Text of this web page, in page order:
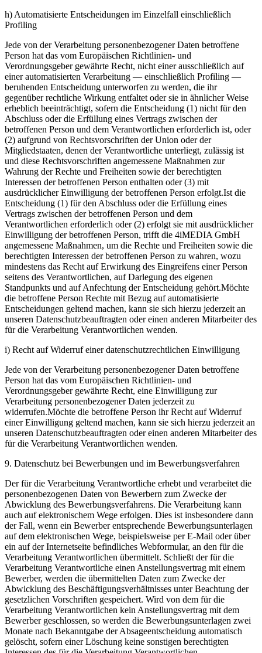
h) Automatisierte Entscheidungen im Einzelfall einschließlich
Profiling
Jede von der Verarbeitung personenbezogener Daten betroffene
Person hat das vom Europäischen Richtlinien- und
Verordnungsgeber gewährte Recht, nicht einer ausschließlich auf
einer automatisierten Verarbeitung — einschließlich Profiling —
beruhenden Entscheidung unterworfen zu werden, die ihr
gegenüber rechtliche Wirkung entfaltet oder sie in ähnlicher Weise
erheblich beeinträchtigt, sofern die Entscheidung (1) nicht für den
Abschluss oder die Erfüllung eines Vertrags zwischen der
betroffenen Person und dem Verantwortlichen erforderlich ist, oder
(2) aufgrund von Rechtsvorschriften der Union oder der
Mitgliedstaaten, denen der Verantwortliche unterliegt, zulässig ist
und diese Rechtsvorschriften angemessene Maßnahmen zur
Wahrung der Rechte und Freiheiten sowie der berechtigten
Interessen der betroffenen Person enthalten oder (3) mit
ausdrücklicher Einwilligung der betroffenen Person erfolgt.Ist die
Entscheidung (1) für den Abschluss oder die Erfüllung eines
Vertrags zwischen der betroffenen Person und dem
Verantwortlichen erforderlich oder (2) erfolgt sie mit ausdrücklicher
Einwilligung der betroffenen Person, trifft die 4iMEDIA GmbH
angemessene Maßnahmen, um die Rechte und Freiheiten sowie die
berechtigten Interessen der betroffenen Person zu wahren, wozu
mindestens das Recht auf Erwirkung des Eingreifens einer Person
seitens des Verantwortlichen, auf Darlegung des eigenen
Standpunkts und auf Anfechtung der Entscheidung gehört.Möchte
die betroffene Person Rechte mit Bezug auf automatisierte
Entscheidungen geltend machen, kann sie sich hierzu jederzeit an
unseren Datenschutzbeauftragten oder einen anderen Mitarbeiter des
für die Verarbeitung Verantwortlichen wenden.
i) Recht auf Widerruf einer datenschutzrechtlichen Einwilligung
Jede von der Verarbeitung personenbezogener Daten betroffene
Person hat das vom Europäischen Richtlinien- und
Verordnungsgeber gewährte Recht, eine Einwilligung zur
Verarbeitung personenbezogener Daten jederzeit zu
widerrufen.Möchte die betroffene Person ihr Recht auf Widerruf
einer Einwilligung geltend machen, kann sie sich hierzu jederzeit an
unseren Datenschutzbeauftragten oder einen anderen Mitarbeiter des
für die Verarbeitung Verantwortlichen wenden.
9. Datenschutz bei Bewerbungen und im Bewerbungsverfahren
Der für die Verarbeitung Verantwortliche erhebt und verarbeitet die
personenbezogenen Daten von Bewerbern zum Zwecke der
Abwicklung des Bewerbungsverfahrens. Die Verarbeitung kann
auch auf elektronischem Wege erfolgen. Dies ist insbesondere dann
der Fall, wenn ein Bewerber entsprechende Bewerbungsunterlagen
auf dem elektronischen Wege, beispielsweise per E-Mail oder über
ein auf der Internetseite befindliches Webformular, an den für die
Verarbeitung Verantwortlichen übermittelt. Schließt der für die
Verarbeitung Verantwortliche einen Anstellungsvertrag mit einem
Bewerber, werden die übermittelten Daten zum Zwecke der
Abwicklung des Beschäftigungsverhältnisses unter Beachtung der
gesetzlichen Vorschriften gespeichert. Wird von dem für die
Verarbeitung Verantwortlichen kein Anstellungsvertrag mit dem
Bewerber geschlossen, so werden die Bewerbungsunterlagen zwei
Monate nach Bekanntgabe der Absageentscheidung automatisch
gelöscht, sofern einer Löschung keine sonstigen berechtigten